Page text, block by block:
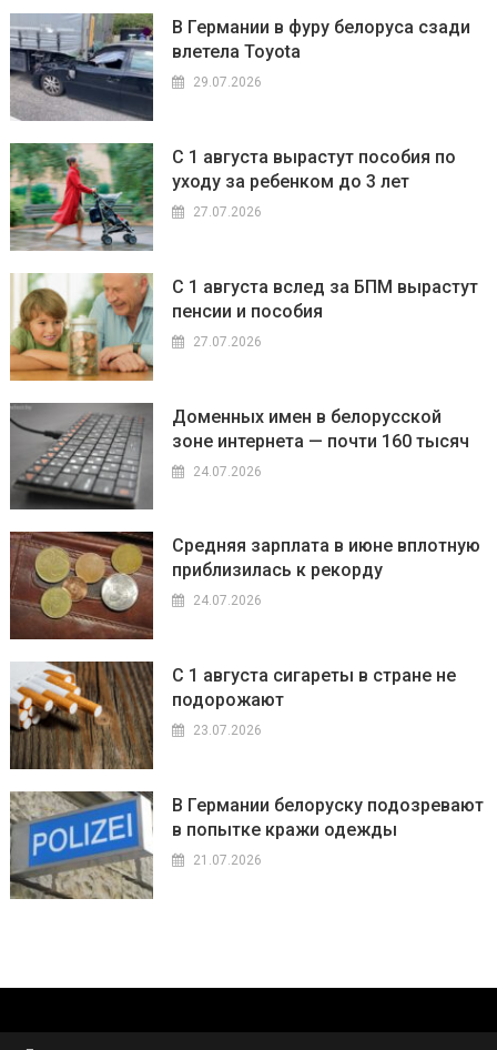
В Германии в фуру белоруса сзади
влетела Toyota
29.07.2026
С 1 августа вырастут пособия по
уходу за ребенком до 3 лет
27.07.2026
С 1 августа вслед за БПМ вырастут
пенсии и пособия
27.07.2026
Доменных имен в белорусской
зоне интернета — почти 160 тысяч
24.07.2026
Средняя зарплата в июне вплотную
приблизилась к рекорду
24.07.2026
С 1 августа сигареты в стране не
подорожают
23.07.2026
В Германии белоруску подозревают
в попытке кражи одежды
21.07.2026